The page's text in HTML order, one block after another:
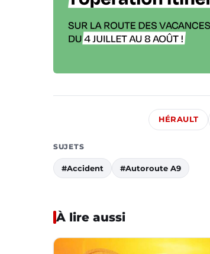
HÉRAULT
SUJETS
#Accident #Autoroute A9
À lire aussi